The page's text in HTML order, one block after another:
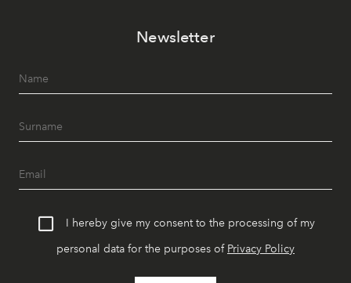
Newsletter
I hereby give my consent to the processing of my
personal data for the purposes of Privacy Policy